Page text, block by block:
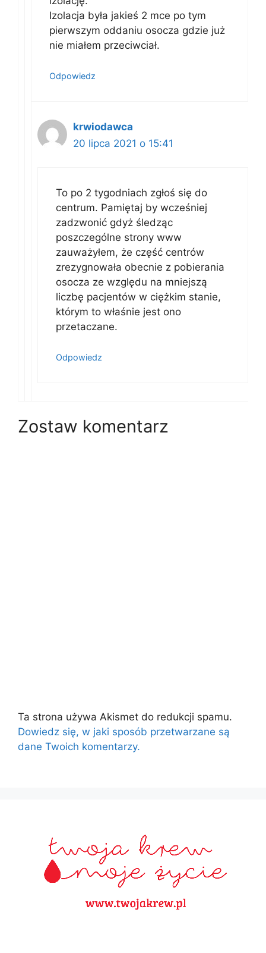
Izolacja była jakieś 2 mce po tym
pierwszym oddaniu osocza gdzie już
nie miałem przeciwciał.
Odpowiedz
krwiodawca
20 lipca 2021 o 15:41
To po 2 tygodniach zgłoś się do
centrum. Pamiętaj by wcześniej
zadzwonić gdyż śledząc
poszczególne strony www
zauważyłem, że część centrów
zrezygnowała obecnie z pobierania
osocza ze względu na mniejszą
liczbę pacjentów w ciężkim stanie,
którym to właśnie jest ono
przetaczane.
Odpowiedz
Zostaw komentarz
Ta strona używa Akismet do redukcji spamu.
Dowiedz się, w jaki sposób przetwarzane są
dane Twoich komentarzy.